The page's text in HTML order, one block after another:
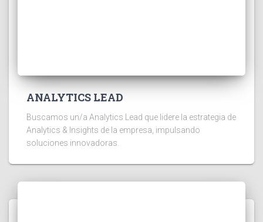
ANALYTICS LEAD
Buscamos un/a Analytics Lead que lidere la estrategia de
Analytics & Insights de la empresa, impulsando
soluciones innovadoras.